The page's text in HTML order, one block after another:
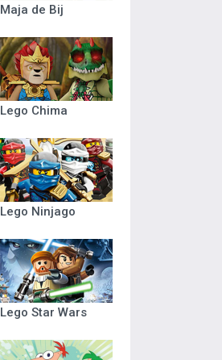
Maja de Bij
Lego Chima
Lego Ninjago
Lego Star Wars